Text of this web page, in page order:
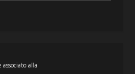
alla